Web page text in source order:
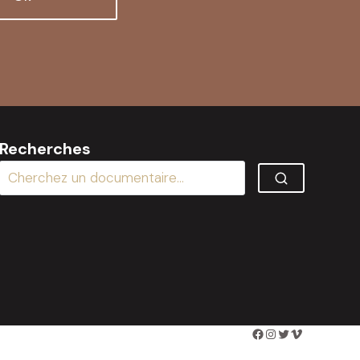
Recherches
Facebook
Instagram
Twitter
Vimeo